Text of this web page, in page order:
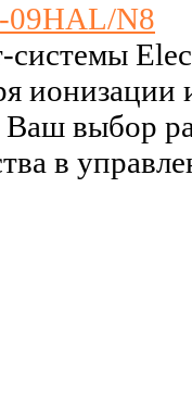
09HAL/N8
ионизации
выбор
в